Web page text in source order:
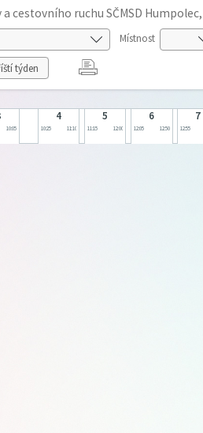
cestovního ruchu SČMSD Humpolec,
Místnost
týden
10:05
4
10:25 11:10
5
11:15 12:00
6
12:05 12:50
7
12:55